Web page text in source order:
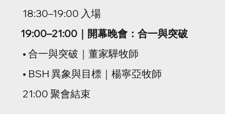
18:30–19:00 入場
19:00–21:00｜開幕晚會：合一與突破
• 合一與突破｜董家驊牧師
• BSH 異象與目標｜楊寧亞牧師
21:00 聚會結束